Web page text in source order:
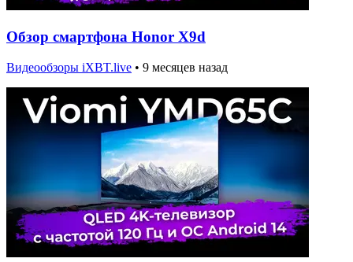
Обзор смартфона Honor X9d
Видеообзоры iXBT.live • 9 месяцев назад